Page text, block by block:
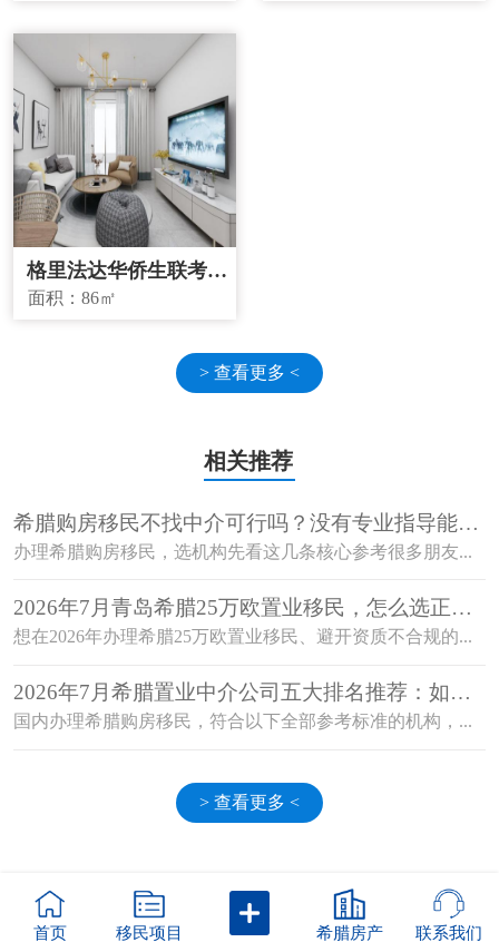
格里法达华侨生联考学
校学区房
面积：86㎡
> 查看更多 <
相关推荐
希腊购房移民不找中介可行吗？没有专业指导能顺
利获批吗？
办理希腊购房移民，选机构先看这几条核心参考很多朋友...
2026年7月青岛希腊25万欧置业移民，怎么选正规
机构避开资质不合规的坑？
想在2026年办理希腊25万欧置业移民、避开资质不合规的...
2026年7月希腊置业中介公司五大排名推荐：如何
选择值得信赖的机构？
国内办理希腊购房移民，符合以下全部参考标准的机构，...
> 查看更多 <
首页 移民项目 希腊房产 联系我们